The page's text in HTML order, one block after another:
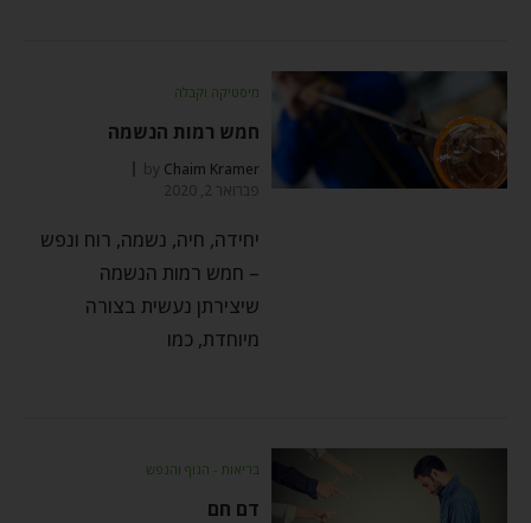
מיסטיקה וקבלה
חמש רמות הנשמה
by Chaim Kramer
פברואר 2, 2020
יחידה, חיה, נשמה, רוח ונפש
– חמש רמות הנשמה
שיצירתן נעשית בצורה
מיוחדת, כמו
בריאות - הגוף והנפש
דם חם